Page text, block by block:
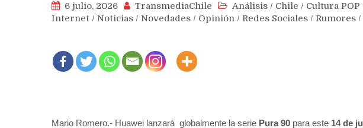
6 julio, 2026 TransmediaChile Análisis / Chile / Cultura POP
Internet / Noticias / Novedades / Opinión / Redes Sociales / Rumores /
Mario Romero.- Huawei lanzará globalmente la serie Pura 90 para este 14 de